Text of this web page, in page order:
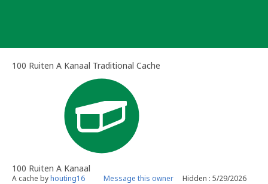
100 Ruiten A Kanaal Traditional Cache
100 Ruiten A Kanaal
A cache byhouting16 Message this owner Hidden : 5/29/2026